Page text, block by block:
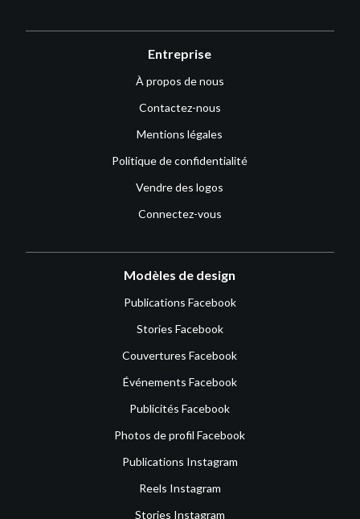
Entreprise
À propos de nous
Contactez-nous
Mentions légales
Politique de confidentialité
Vendre des logos
Connectez-vous
Modèles de design
Publications Facebook
Stories Facebook
Couvertures Facebook
Événements Facebook
Publicités Facebook
Photos de profil Facebook
Publications Instagram
Reels Instagram
Stories Instagram